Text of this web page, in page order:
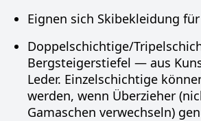
Eignen sich Skibekleidung
Doppelschichtige/
Bergsteigerstiefel — aus
Leder. Einzelschichtige
werden, wenn Überzieher
Gamaschen verwechseln)